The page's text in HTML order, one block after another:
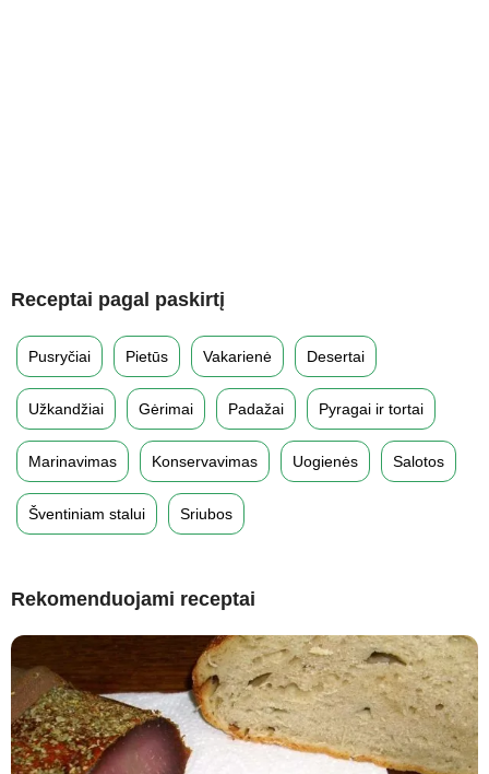
Receptai pagal paskirtį
Pusryčiai Pietūs Vakarienė Desertai
Užkandžiai Gėrimai Padažai Pyragai ir tortai
Marinavimas Konservavimas Uogienės Salotos
Šventiniam stalui Sriubos
Rekomenduojami receptai